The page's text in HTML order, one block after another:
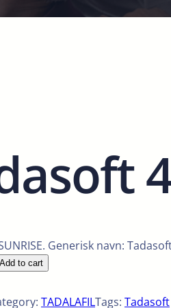
Generisk navn:
Add to cart
TADALAFILTags: Tadasoft